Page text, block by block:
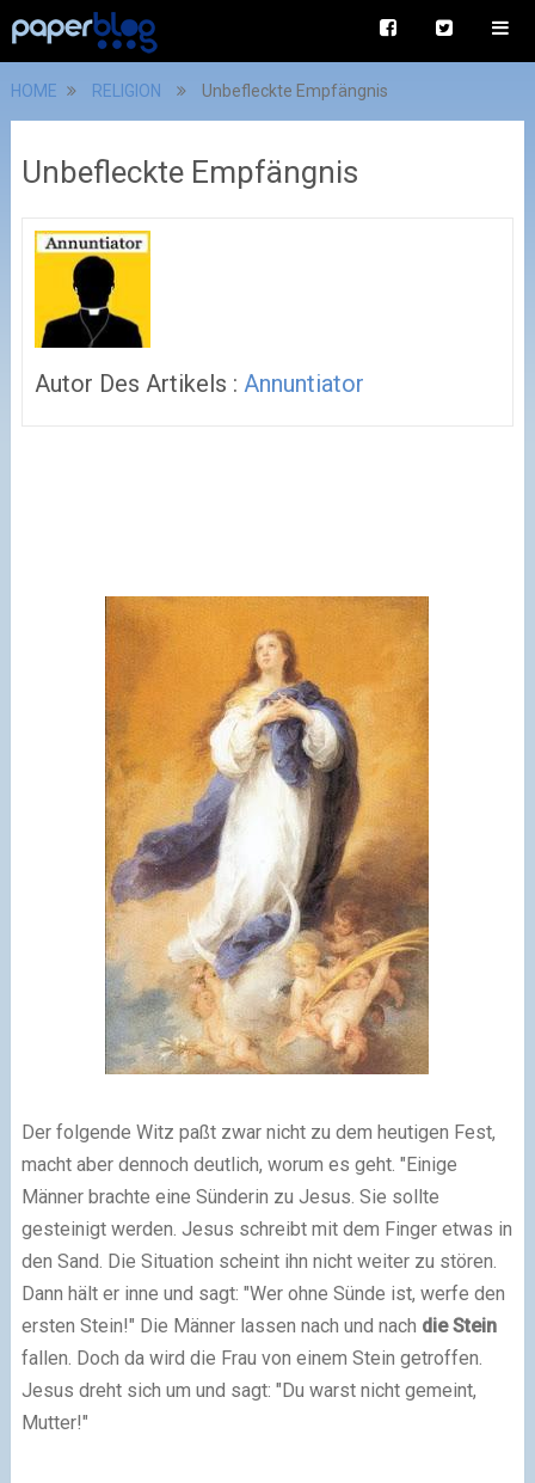
HOME RELIGION Unbefleckte Empfängnis
Unbefleckte Empfängnis
Autor Des Artikels : Annuntiator
Der folgende Witz paßt zwar nicht zu dem heutigen Fest,
macht aber dennoch deutlich, worum es geht. "Einige
Männer brachte eine Sünderin zu Jesus. Sie sollte
gesteinigt werden. Jesus schreibt mit dem Finger etwas in
den Sand. Die Situation scheint ihn nicht weiter zu stören.
Dann hält er inne und sagt: "Wer ohne Sünde ist, werfe den
ersten Stein!" Die Männer lassen nach und nach die Stein
fallen. Doch da wird die Frau von einem Stein getroffen.
Jesus dreht sich um und sagt: "Du warst nicht gemeint,
Mutter!"